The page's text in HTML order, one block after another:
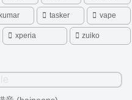
tasker vape
xperia zuiko